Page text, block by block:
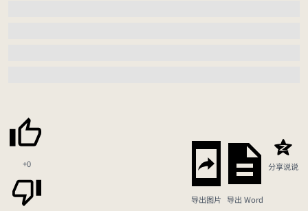
+0
导出图片 导出 Word
分享说说